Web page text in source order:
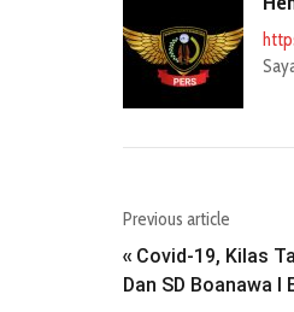
Previous article
« Covid-19, Kilas
Dan SD Boanawa I